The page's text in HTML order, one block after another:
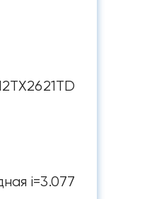
i=3.077